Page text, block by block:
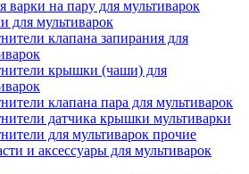
варки на пару для мультиварок
для мультиварок
клапана запирания для
крышки (чаши) для
клапана пара для мультиварок
датчика крышки мультиварки
для мультиварок прочие
и аксессуары для мультиварок